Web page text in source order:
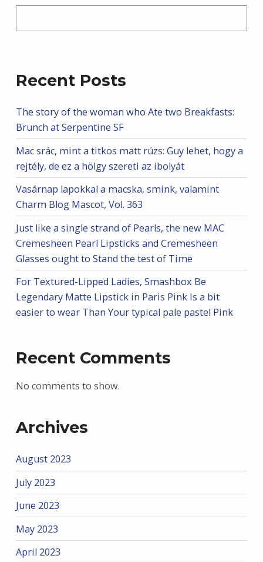
Recent Posts
The story of the woman who Ate two Breakfasts:
Brunch at Serpentine SF
Mac srác, mint a titkos matt rúzs: Guy lehet, hogy a
rejtély, de ez a hölgy szereti az ibolyát
Vasárnap lapokkal a macska, smink, valamint
Charm Blog Mascot, Vol. 363
Just like a single strand of Pearls, the new MAC
Cremesheen Pearl Lipsticks and Cremesheen
Glasses ought to Stand the test of Time
For Textured-Lipped Ladies, Smashbox Be
Legendary Matte Lipstick in Paris Pink Is a bit
easier to wear Than Your typical pale pastel Pink
Recent Comments
No comments to show.
Archives
August 2023
July 2023
June 2023
May 2023
April 2023